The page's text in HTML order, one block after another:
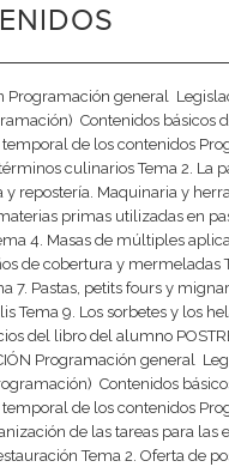
Programación general 
 Contenidos básicos
de los contenidos
culinarios Tema 2. La
y repostería. Maquinaria y
primas utilizadas en
4. Masas de múltiples
de cobertura y mermeladas
7. Pastas, petits fours y
Tema 9. Los sorbetes y los
del libro del alumno
Programación general 
 Contenidos
de los contenidos
de las tareas para las
Tema 2. Oferta de